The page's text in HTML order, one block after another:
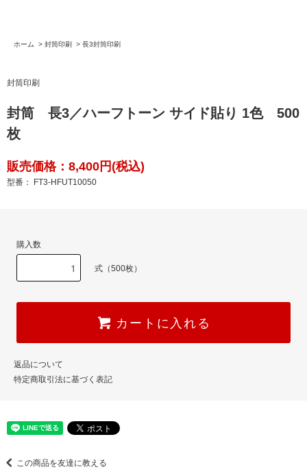
ホーム > 封筒印刷 > 長3封筒印刷
封筒印刷
封筒 長3／ハーフトーン サイド貼り 1色 500
枚
販売価格：8,400円(税込)
型番： FT3-HFUT10050
購入数
式（500枚）
カートに入れる
返品について
特定商取引法に基づく表記
この商品を友達に教える